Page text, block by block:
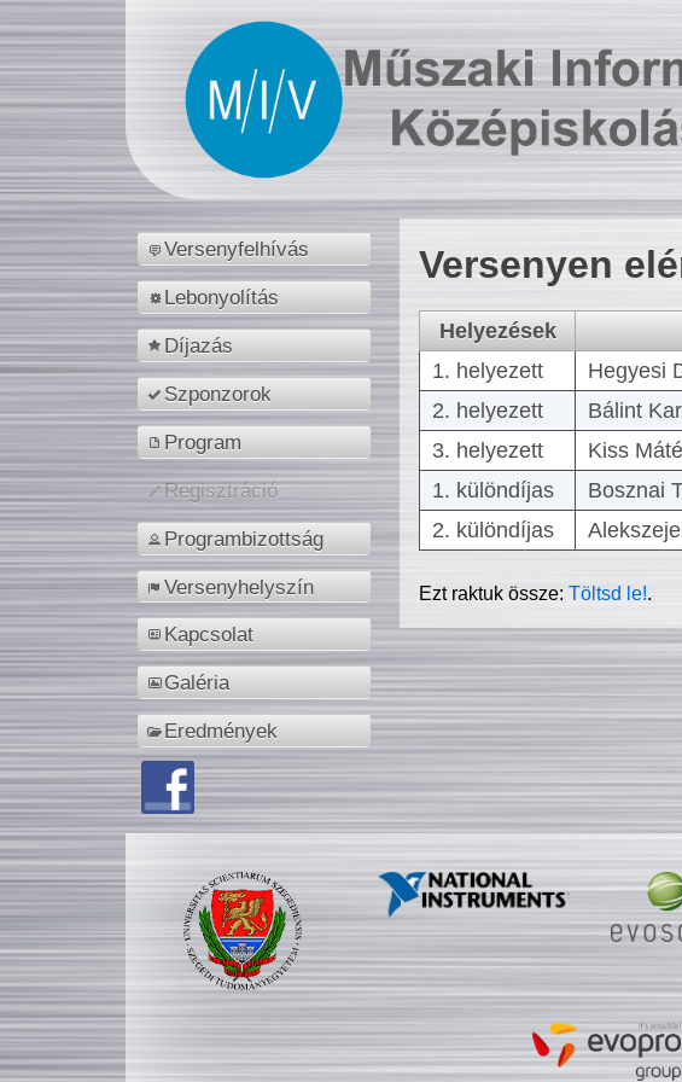
Versenyfelhívás
Lebonyolítás
Díjazás
Szponzorok
Program
Regisztráció
Programbizottság
Versenyhelyszín
Kapcsolat
Galéria
Eredmények
Versenyen
Helyezések
1. helyezett
Hegyesi
2. helyezett
Bálint
3. helyezett
Kiss
1. különdíjas
Bosznai
2. különdíjas
Ezt raktuk össze:Töltsd le!.